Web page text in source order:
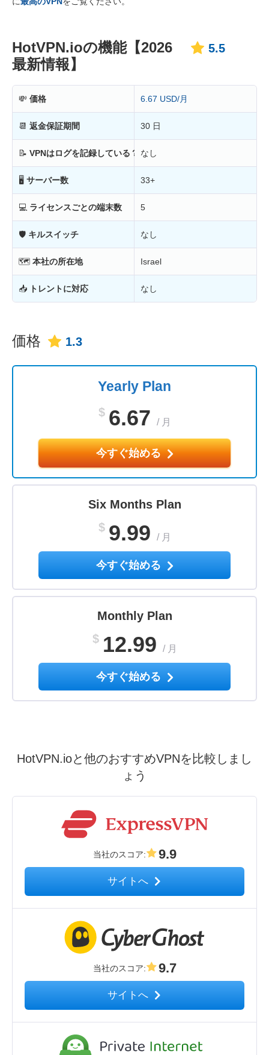
HotVPN.ioの機能【2026
最新情報】
5.5
💸 価格 6.67 USD/月
📆 返金保証期間 30 日
📝 VPNはログを記録している？ なし
🖥 サーバー数 33+
💻 ライセンスごとの端末数 5
🛡 キルスイッチ なし
🗺 本社の所在地 Israel
📥 トレントに対応 なし
価格 1.3
Yearly Plan
$ 6.67 / 月
今すぐ始める
Six Months Plan
$ 9.99 / 月
今すぐ始める
Monthly Plan
$ 12.99 / 月
今すぐ始める
HotVPN.ioと他のおすすめVPNを比較しまし
ょう
当社のスコア: 9.9
サイトへ
当社のスコア: 9.7
サイトへ